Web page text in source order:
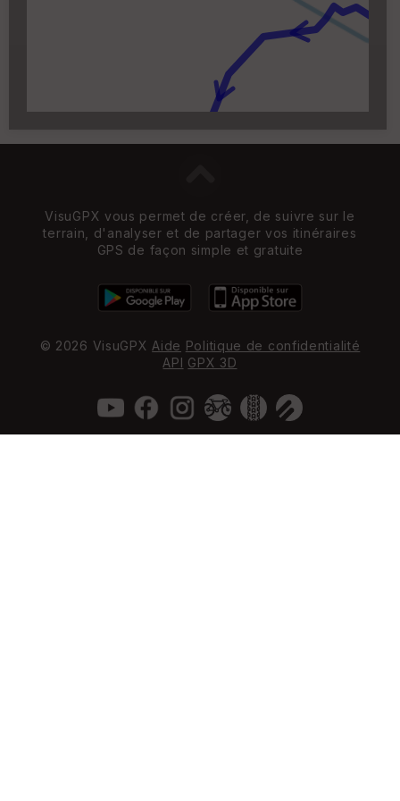
(1km à partir du niveau de
VisuGPX vous permet de créer, de suivre sur le
terrain, d'analyser et de partager vos itinéraires
GPS de façon simple et gratuite
© 2026 VisuGPX Aide Politique de confidentialité
API GPX 3D